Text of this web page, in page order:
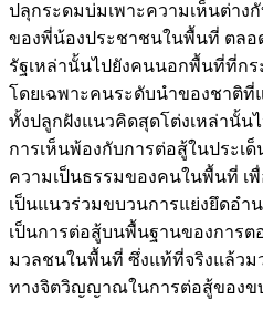
ปลุกระดมบ่มเพาะความเห็นต่าง
ของพี่น้องประชาชนในพื้นที่ ตลอ
รัฐเหล่านั้นไปยังคนนอกพื้นที่ที่ก
โดยเฉพาะคนระดับนำของชาติ
ทั้งปลูกฝังแนวคิดสุดโต่งเหล่านั้น
การเห็นพ้องกับการต่อสู้ในประเ
ความเป็นธรรมของคนในพื้นที่ เ
เป็นแนวร่วมขบวนการแย่งยึดอำ
เป็นการต่อสู้บนพื้นฐานของการต
มวลชนในพื้นที่ ซึ่งแท้ที่จริงแล้วม
ทางจิตวิญญาณในการต่อสู้ของข